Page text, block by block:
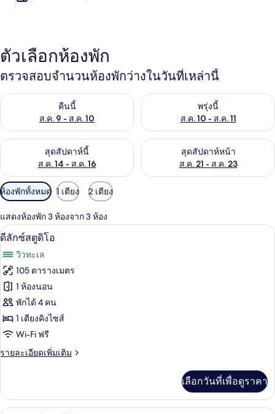
ตัวเลือกห้องพัก
ตรวจสอบจำนวนห้องพักว่างในวันที่เหล่านี้
คืนนี้
ส.ค. 9 - ส.ค. 10
ตรวจสอบจำนวนห้องพักว่างในคืนนี้ ส.ค. 9 - ส.ค. 10
พรุ่งนี้
ส.ค. 10 - ส.ค. 11
ตรวจสอบจำนวนห้องพักว่างใน
สุดสัปดาห์นี้
ส.ค. 14 - ส.ค. 16
ตรวจสอบจำนวนห้องพักว่างในสุดสัปดาห์นี้ ส.ค. 14 - ส.ค. 16
สุดสัปดาห์หน้า
ส.ค. 21 - ส.ค. 23
ตรวจสอบจำนวนห้องพักว่างใน
ตัว
กรอง
ที่
มี
ให้
สำหรับ
ห้อง
พัก
ห้องพักทั้งหมด 1 เตียง 2 เตียง
แสดงห้องพัก 3 ห้องจาก 3 ห้อง
เปิด
ภาพถ่าย
ทั้งหมด
ของ
ดี
ลัก
ซ์
สตู
เครื่องนอนป้องกันสารก่อภูมิแพ้, ตู้นิรภั
15
ดีลักซ์สตูดิโอ
วิวทะเล
105 ตารางเมตร
1 ห้องนอน
พักได้ 4 คน
1 เตียงคิงไซส์
Wi-Fi ฟรี
รายละเอียดเพิ่มเติม
ราย
เกี่ยว
กับ
เลือกวันที่เพื่อดูราคา